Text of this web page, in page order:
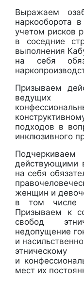
Выражаем
наркооборота
учетом рисков
в соседние
выполнения
на себя
Призываем
ведущих
подходов в
инклюзивного
Подчеркиваем
действующими
на себя
женщин и
в том числе
Призываем к
свобод
недопущение
и
этническому
и
мест их